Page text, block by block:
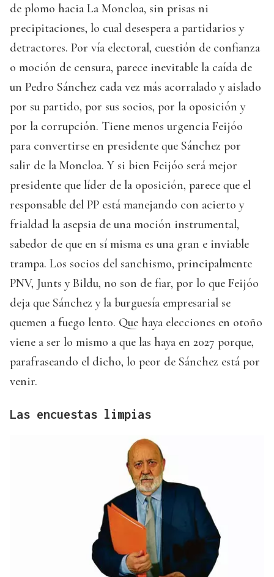
de plomo hacia La Moncloa, sin prisas ni
precipitaciones, lo cual desespera a partidarios y
detractores. Por vía electoral, cuestión de confianza
o moción de censura, parece inevitable la caída de
un Pedro Sánchez cada vez más acorralado y aislado
por su partido, por sus socios, por la oposición y
por la corrupción. Tiene menos urgencia Feijóo
para convertirse en presidente que Sánchez por
salir de la Moncloa. Y si bien Feijóo será mejor
presidente que líder de la oposición, parece que el
responsable del PP está manejando con acierto y
frialdad la asepsia de una moción instrumental,
sabedor de que en sí misma es una gran e inviable
trampa. Los socios del sanchismo, principalmente
PNV, Junts y Bildu, no son de fiar, por lo que Feijóo
deja que Sánchez y la burguesía empresarial se
quemen a fuego lento. Que haya elecciones en otoño
viene a ser lo mismo a que las haya en 2027 porque,
parafraseando el dicho, lo peor de Sánchez está por
venir.
Las encuestas limpias